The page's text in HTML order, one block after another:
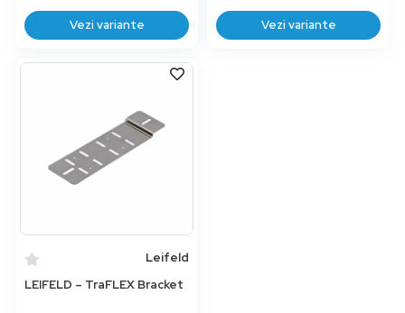
Vezi variante Vezi variante
Leifeld
LEIFELD – TraFLEX Bracket